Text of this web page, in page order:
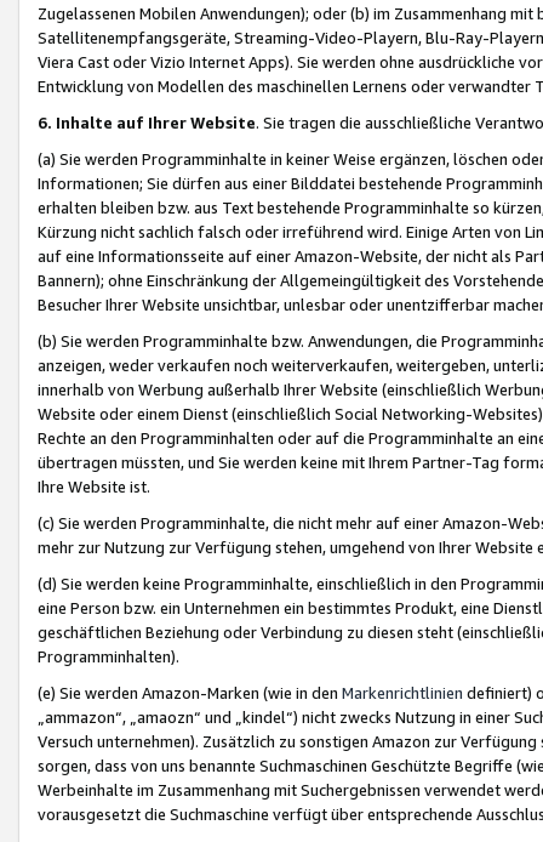
Zugelassenen Mobilen Anwendungen); oder (b) im Zusammenhang
Satellitenempfangsgeräte, Streaming-Video-Playern, Blu-Ray-
Viera Cast oder Vizio Internet Apps). Sie werden ohne ausdrückliche
Entwicklung von Modellen des maschinellen Lernens oder
6. Inhalte auf Ihrer Website. Sie tragen die ausschließliche
(a) Sie werden Programminhalte in keiner Weise ergänzen, löschen
Informationen; Sie dürfen aus einer Bilddatei bestehende
erhalten bleiben bzw. aus Text bestehende Programminhalte so
Kürzung nicht sachlich falsch oder irreführend wird. Einige Arten von
auf eine Informationsseite auf einer Amazon-Website, der nicht als
Bannern); ohne Einschränkung der Allgemeingültigkeit des
Besucher Ihrer Website unsichtbar, unlesbar oder unentzifferbar
(b) Sie werden Programminhalte bzw. Anwendungen, die
anzeigen, weder verkaufen noch weiterverkaufen, weitergeben,
innerhalb von Werbung außerhalb Ihrer Website (einschließlich
Website oder einem Dienst (einschließlich Social Networking-
Rechte an den Programminhalten oder auf die Programminhalte an
übertragen müssten, und Sie werden keine mit Ihrem Partner-Tag
Ihre Website ist.
(c) Sie werden Programminhalte, die nicht mehr auf einer Amazon-
mehr zur Nutzung zur Verfügung stehen, umgehend von Ihrer
(d) Sie werden keine Programminhalte, einschließlich in den
eine Person bzw. ein Unternehmen ein bestimmtes Produkt, eine
geschäftlichen Beziehung oder Verbindung zu diesen steht
Programminhalten).
(e) Sie werden Amazon-Marken (wie in den Markenrichtlinien definiert)
„ammazon“, „amaozn“ und „kindel“) nicht zwecks Nutzung in einer
Versuch unternehmen). Zusätzlich zu sonstigen Amazon zur
sorgen, dass von uns benannte Suchmaschinen Geschützte Begriffe
Werbeinhalte im Zusammenhang mit Suchergebnissen verwendet
vorausgesetzt die Suchmaschine verfügt über entsprechende